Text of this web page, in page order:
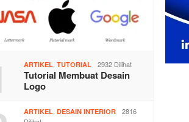
ARTIKEL ,TUTORIAL 2932 Dilihat
Tutorial Membuat Desain
Logo
ARTIKEL ,DESAIN INTERIOR
2816